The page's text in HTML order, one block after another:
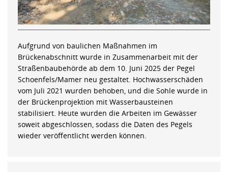
Aufgrund von baulichen Maßnahmen im
Brückenabschnitt wurde in Zusammenarbeit mit der
Straßenbaubehörde ab dem 10. Juni 2025 der Pegel
Schoenfels/Mamer neu gestaltet. Hochwasserschäden
vom Juli 2021 wurden behoben, und die Sohle wurde in
der Brückenprojektion mit Wasserbausteinen
stabilisiert. Heute wurden die Arbeiten im Gewässer
soweit abgeschlossen, sodass die Daten des Pegels
wieder veröffentlicht werden können.